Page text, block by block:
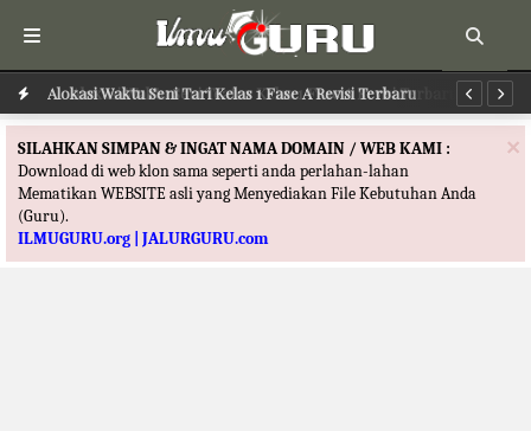
Alokasi Waktu Seni Tari Kelas 1 Fase A Revisi Terbaru
×
SILAHKAN SIMPAN & INGAT NAMA DOMAIN / WEB KAMI :
Download di web klon sama seperti anda perlahan-lahan
Mematikan WEBSITE asli yang Menyediakan File Kebutuhan Anda
(Guru).
ILMUGURU.org | JALURGURU.com